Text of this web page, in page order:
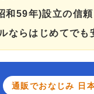
和59年)設立の信頼
ならはじめてでも
通販でおなじみ 日